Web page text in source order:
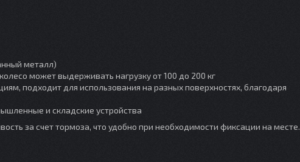
металл)
может выдерживать нагрузку от 100 до 200 кг
подходит для использования на разных поверхностях, благодаря
и складские устройства
за счет тормоза, что удобно при необходимости фиксации на месте.